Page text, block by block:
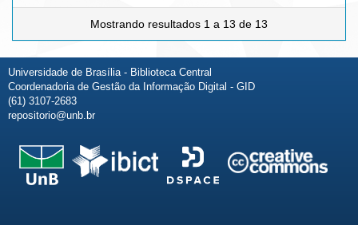
Mostrando resultados 1 a 13 de 13
Universidade de Brasília - Biblioteca Central
Coordenadoria de Gestão da Informação Digital - GID
(61) 3107-2683
repositorio@unb.br